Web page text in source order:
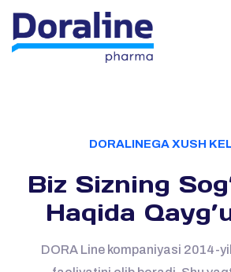
DORALINEGA XUSH
Biz Sizning
Haqida
DORA Line kompaniyasi 2014-